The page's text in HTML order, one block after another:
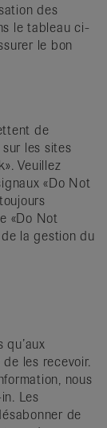
des
le tableau ci-
le bon
de
les sites
Veuillez
«Do Not
«Do Not
la gestion du
qu’aux
les recevoir.
nous
Les
de